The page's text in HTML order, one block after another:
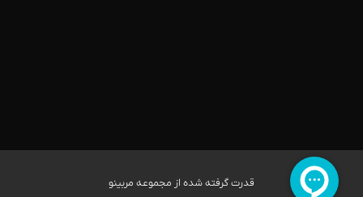
قدرت گرفته شده از مجموعه مربینو